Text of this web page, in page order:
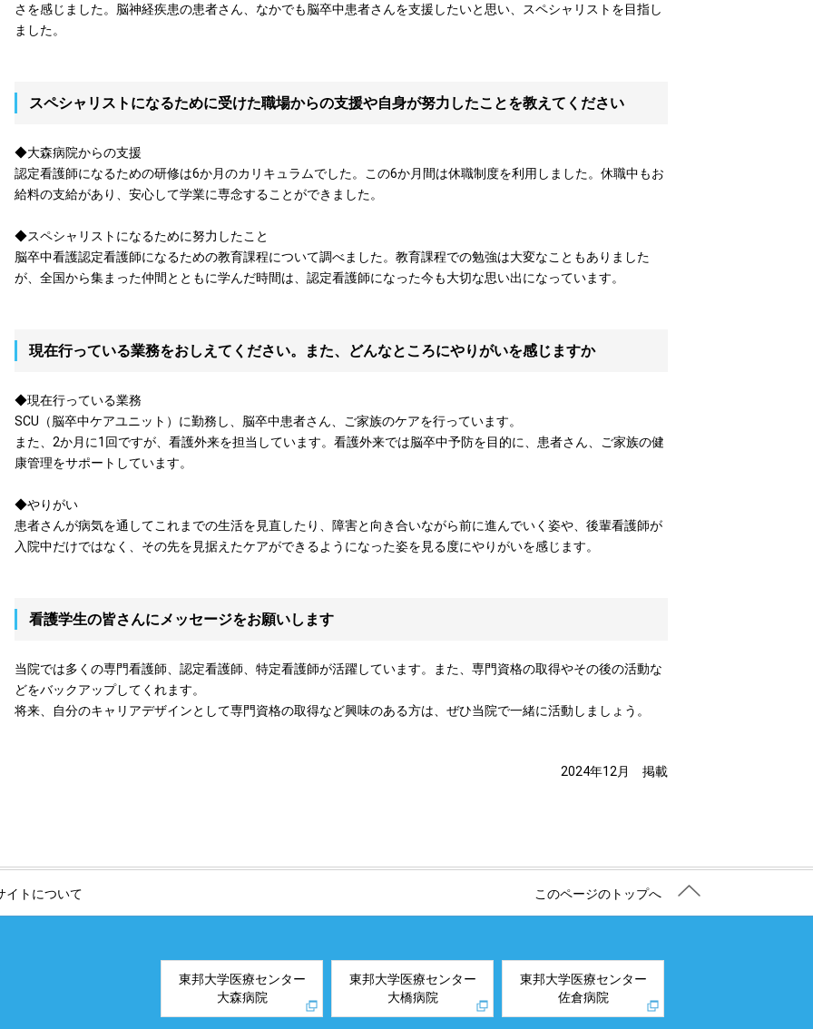
さを感じました。脳神経疾患の患者さん、なかでも脳卒中患者さんを支援したいと思い、スペシャリストを目指し
ました。
スペシャリストになるために受けた職場からの支援や自身が努力したことを教えてください
◆大森病院からの支援
認定看護師になるための研修は6か月のカリキュラムでした。この6か月間は休職制度を利用しました。休職中もお
給料の支給があり、安心して学業に専念することができました。
◆スペシャリストになるために努力したこと
脳卒中看護認定看護師になるための教育課程について調べました。教育課程での勉強は大変なこともありました
が、全国から集まった仲間とともに学んだ時間は、認定看護師になった今も大切な思い出になっています。
現在行っている業務をおしえてください。また、どんなところにやりがいを感じますか
◆現在行っている業務
SCU（脳卒中ケアユニット）に勤務し、脳卒中患者さん、ご家族のケアを行っています。
また、2か月に1回ですが、看護外来を担当しています。看護外来では脳卒中予防を目的に、患者さん、ご家族の健
康管理をサポートしています。
◆やりがい
患者さんが病気を通してこれまでの生活を見直したり、障害と向き合いながら前に進んでいく姿や、後輩看護師が
入院中だけではなく、その先を見据えたケアができるようになった姿を見る度にやりがいを感じます。
看護学生の皆さんにメッセージをお願いします
当院では多くの専門看護師、認定看護師、特定看護師が活躍しています。また、専門資格の取得やその後の活動な
どをバックアップしてくれます。
将来、自分のキャリアデザインとして専門資格の取得など興味のある方は、ぜひ当院で一緒に活動しましょう。
2024年12月 掲載
このページのトップへ
イトについて
東邦大学医療センター
大森病院
東邦大学医療センター
大橋病院
東邦大学医療センター
佐倉病院